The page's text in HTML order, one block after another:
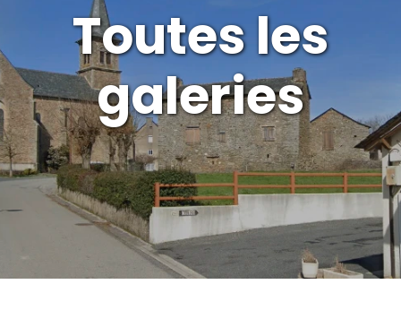
Toutes les
galeries